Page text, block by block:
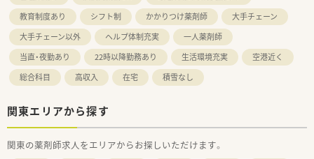
教育制度あり
シフト制 かかりつけ薬剤師
大手チェーン
大手チェーン以外
ヘルプ体制充実
一人薬剤師
当直・夜勤あり
22時以降勤務あり 生活環境充実
空港近く
総合科目
高収入 在宅 積雪なし
関東エリアから探す
関東の薬剤師求人をエリアからお探しいただけます。